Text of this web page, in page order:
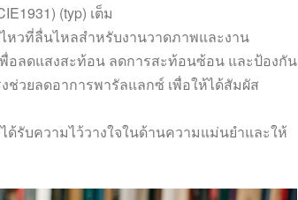
(typ) เต็ม
หวที่ลื่นไหลสำหรับงานวาดภาพและงาน
พื่อลดแสงสะท้อน ลดการสะท้อนซ้อน และป้องกัน
วยลดอาการพารัลแลกซ์ เพื่อให้ได้สัมผัส
ด้รับความไว้วางใจในด้านความแม่นยำและให้